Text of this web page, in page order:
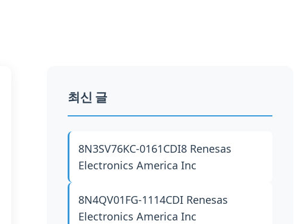
최신 글
8N3SV76KC-0161CDI8 Renesas
Electronics America Inc
8N4QV01FG-1114CDI Renesas
Electronics America Inc